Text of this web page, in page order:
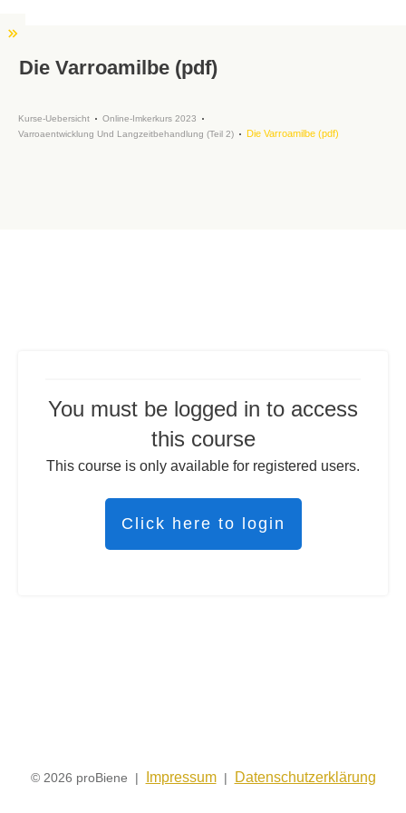
Die Varroamilbe (pdf)
Kurse-Uebersicht
Online-Imkerkurs 2023
Varroaentwicklung Und Langzeitbehandlung (Teil 2)
Die Varroamilbe (pdf)
You must be logged in to access
this course
This course is only available for registered users.
Click here to login
© 2026 proBiene | Impressum| Datenschutzerklärung